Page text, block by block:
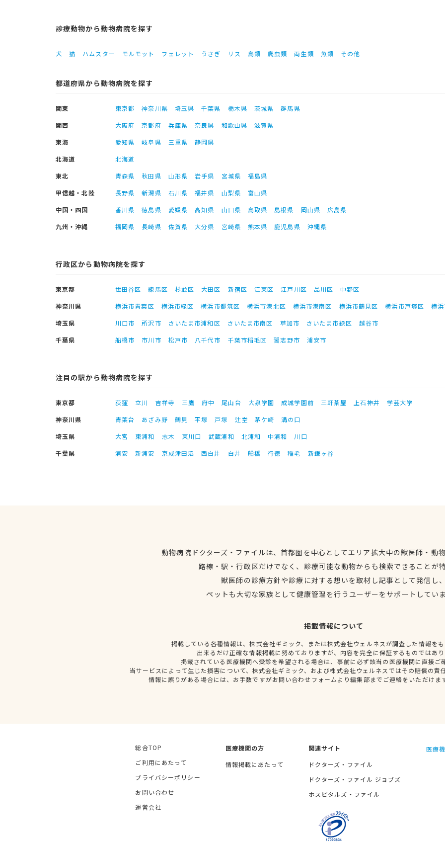
診療動物から動物病院を探す
犬 猫 ハムスター モルモット フェレット うさぎ リス 鳥類 爬虫類 両生類 魚類 その他
都道府県から動物病院を探す
関東 東京都 神奈川県 埼玉県 千葉県 栃木県 茨城県
群馬県
関西
大阪府 京都府 兵庫県 奈良県 和歌山県
滋賀県
東海
愛知県 岐阜県 三重県
静岡県
北海道
北海道
東北
青森県 秋田県 山形県 岩手県 宮城県
福島県
甲信越・北陸
長野県 新潟県 石川県 福井県 山梨県
富山県
中国・四国
香川県 徳島県 愛媛県 高知県 山口県 鳥取県 島根県 岡山県
広島県
九州・沖縄
福岡県 長崎県 佐賀県 大分県 宮崎県 熊本県 鹿児島県 沖縄県
行政区から動物病院を探す
東京都 世田谷区 練馬区 杉並区 大田区 新宿区 江東区 江戸川区 品川区
中野区
神奈川県
横浜市青葉区 横浜市緑区 横浜市都筑区 横浜市港北区 横浜市港南区 横浜市鶴見区 横浜市戸塚区
横
埼玉県
川口市 所沢市 さいたま市浦和区 さいたま市南区 草加市 さいたま市緑区
越谷市
千葉県
船橋市 市川市 松戸市 八千代市 千葉市稲毛区 習志野市 浦安市
注目の駅から動物病院を探す
東京都 荻窪 立川 吉祥寺 三鷹 府中 尾山台 大泉学園 成城学園前 三軒茶屋 上石神井
学芸大学
神奈川県
青葉台 あざみ野 鶴見 平塚 戸塚 辻堂 茅ケ崎
溝の口
埼玉県
大宮 東浦和 志木 東川口 武蔵浦和 北浦和 中浦和
川口
千葉県
浦安 新浦安 京成津田沼 西白井 白井 船橋 行徳 稲毛 新鎌ヶ谷
動物病院ドクターズ・ファイルは、首都圏を中心としてエリア拡大中の獣医師・動
路線・駅・行政区だけでなく、診療可能な動物からも検索できることが
獣医師の診療方針や診療に対する想いを取材し記事として発信し
ペットも大切な家族として健康管理を行うユーザーをサポートしてい
掲載情報について
掲載している各種情報は、株式会社ギミック、または株式会社ウェルネスが調査した情報を
出来るだけ正確な情報掲載に努めておりますが、内容を完全に保証するものではあ
掲載されている医療機関へ受診を希望される場合は、事前に必ず該当の医療機関に直接ご
当サービスによって生じた損害について、株式会社ギミック、および株式会社ウェルネスではその賠償の責
情報に誤りがある場合には、お手数ですがお問い合わせフォームより編集部までご連絡をいただけま
総合TOP
ご利用にあたって
プライバシーポリシー
お問い合わせ
運営会社
医療機関の方
情報掲載にあたって
関連サイト
ドクターズ・ファイル
ドクターズ・ファイル ジョブズ
ホスピタルズ・ファイル
医療